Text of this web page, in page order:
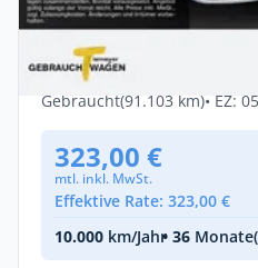
Volkswagen Tiguan
LINE IQ.LIGHT HuD K
Benzin •Automatik •
Gebraucht(91.103 km)• EZ:
323,00 €
mtl. inkl. MwSt.
Effektive Rate: 323,00 €
10.000 km/Jahr• 36 Monate